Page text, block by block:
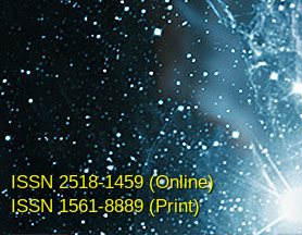
ISSN 2518-1459 (Online)
ISSN 1561-8889 (Print)